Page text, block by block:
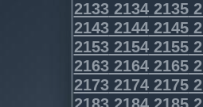
213321342135
214321442145
215321542155
216321642165
217321742175